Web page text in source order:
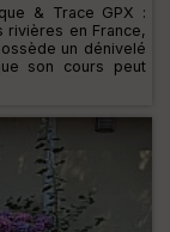
& Trace GPX :
rivières en France,
un dénivelé
son cours peut